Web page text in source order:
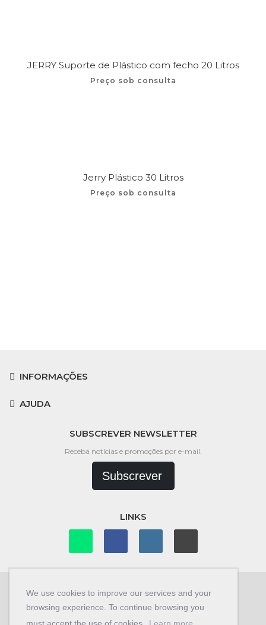
We use cookies to improve our services and your
browsing experience. To continue browsing you
must accept the use of cookies.
Learn more
JERRY Suporte de Plástico com fecho 20 Litros
Preço sob consulta
Jerry Plástico 30 Litros
Preço sob consulta
INFORMAÇÕES
AJUDA
SUBSCREVER NEWSLETTER
Receba notícias e promoções por e-mail.
Subscrever
LINKS